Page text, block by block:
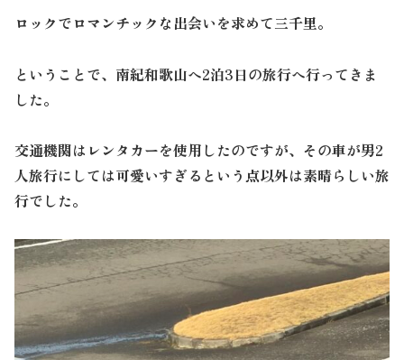
ロックでロマンチックな出会いを求めて三千里。
ということで、南紀和歌山へ2泊3日の旅行へ行ってきま
した。
交通機関はレンタカーを使用したのですが、その車が男2
人旅行にしては可愛いすぎるという点以外は素晴らしい旅
行でした。